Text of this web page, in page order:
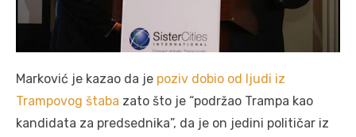
Marković je kazao da je poziv dobio od ljudi iz
Trampovog štaba zato što je “podržao Trampa kao
kandidata za predsednika”, da je on jedini političar iz